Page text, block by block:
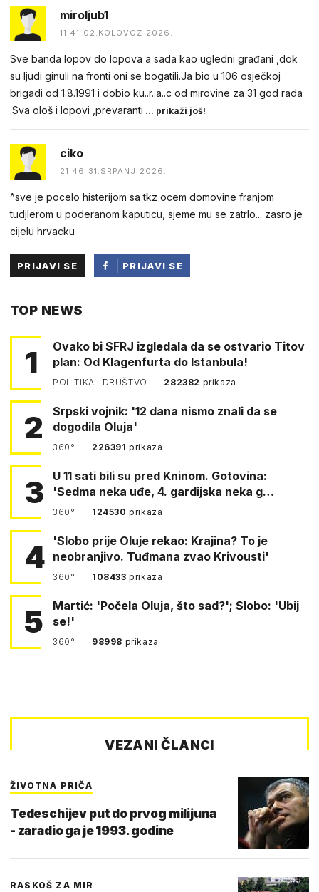
miroljub1
11:41 02.KOLOVOZ 2026.
Sve banda lopov do lopova a sada kao ugledni građani ,dok
su ljudi ginuli na fronti oni se bogatili.Ja bio u 106 osječkoj
brigadi od 1.8.1991 i dobio ku..r..a..c od mirovine za 31 god rada
.Sva ološ i lopovi ,prevaranti ... prikaži još!
ciko
21:46 31.SRPANJ 2026.
^sve je pocelo histerijom sa tkz ocem domovine franjom
tudjlerom u poderanom kaputicu, sjeme mu se zatrlo... zasro je
cijelu hrvacku
PRIJAVI SE
PRIJAVI SE
TOP NEWS
1
Ovako bi SFRJ izgledala da se ostvario Titov
plan: Od Klagenfurta do Istanbula!
POLITIKA I DRUŠTVO 282382 prikaza
2
Srpski vojnik: '12 dana nismo znali da se
dogodila Oluja'
360° 226391prikaza
3
U 11 sati bili su pred Kninom. Gotovina:
'Sedma neka uđe, 4. gardijska neka g…
360° 124530prikaza
4
'Slobo prije Oluje rekao: Krajina? To je
neobranjivo. Tuđmana zvao Krivousti'
360° 108433prikaza
5
Martić: 'Počela Oluja, što sad?'; Slobo: 'Ubij
se!'
360° 98998 prikaza
VEZANI ČLANCI
ŽIVOTNA PRIČA
Tedeschijev put do prvog milijuna
- zaradio ga je 1993. godine
RASKOŠ ZA MIR